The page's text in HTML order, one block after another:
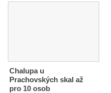
Chalupa u
Prachovských skal až
pro 10 osob